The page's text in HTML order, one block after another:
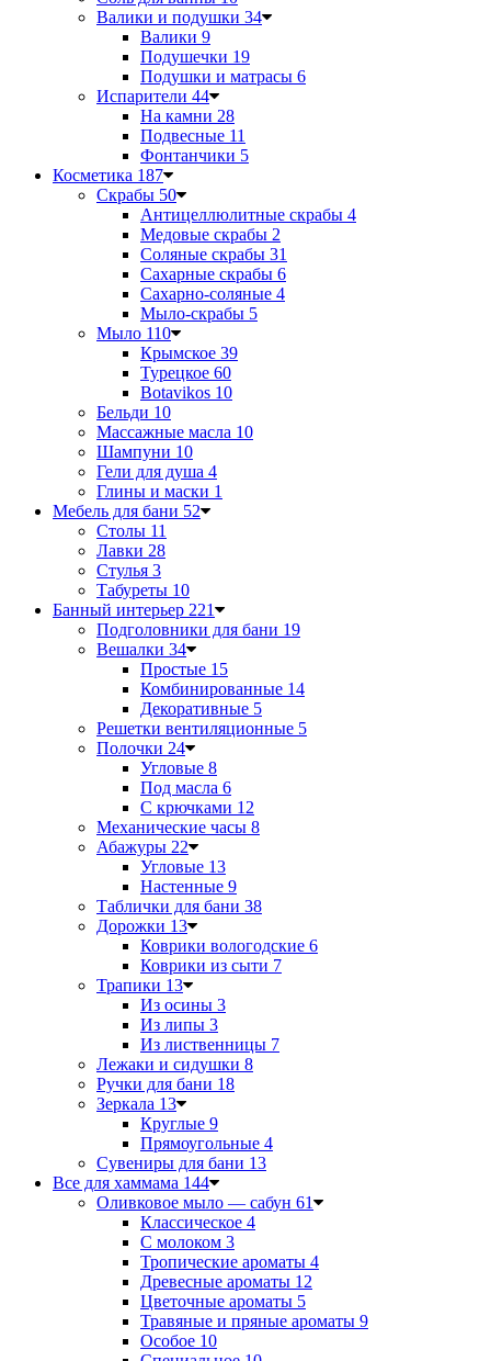
Валики и подушки 34
Валики 9
Подушечки 19
Подушки и матрасы 6
Испарители 44
На камни 28
Подвесные 11
Фонтанчики 5
Косметика 187
Скрабы 50
Антицеллюлитные скрабы 4
Медовые скрабы 2
Соляные скрабы 31
Сахарные скрабы 6
Сахарно-соляные 4
Мыло-скрабы 5
Мыло 110
Крымское 39
Турецкое 60
Botavikos 10
Бельди 10
Массажные масла 10
Шампуни 10
Гели для душа 4
Глины и маски 1
Мебель для бани 52
Столы 11
Лавки 28
Стулья 3
Табуреты 10
Банный интерьер 221
Подголовники для бани 19
Вешалки 34
Простые 15
Комбинированные 14
Декоративные 5
Решетки вентиляционные 5
Полочки 24
Угловые 8
Под масла 6
С крючками 12
Механические часы 8
Абажуры 22
Угловые 13
Настенные 9
Таблички для бани 38
Дорожки 13
Коврики вологодские 6
Коврики из сыти 7
Трапики 13
Из осины 3
Из липы 3
Из лиственницы 7
Лежаки и сидушки 8
Ручки для бани 18
Зеркала 13
Круглые 9
Прямоугольные 4
Сувениры для бани 13
Все для хаммама 144
Оливковое мыло — сабун 61
Классическое 4
С молоком 3
Тропические ароматы 4
Древесные ароматы 12
Цветочные ароматы 5
Травяные и пряные ароматы 9
Особое 10